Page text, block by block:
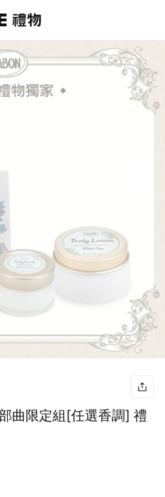
曲限定組[任選香調] 禮